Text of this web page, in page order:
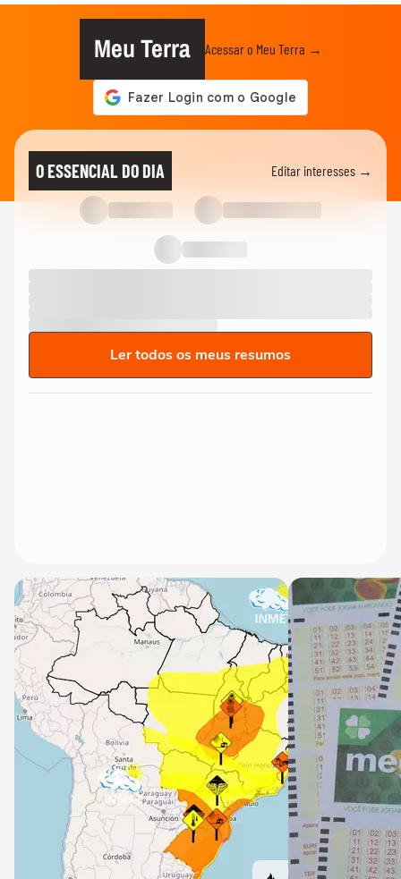
Meu Terra Acessar o Meu Terra →
O ESSENCIAL DO DIA Editar interesses →
Ler todos os meus resumos